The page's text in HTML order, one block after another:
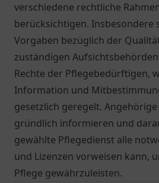
verschiedene rechtliche
berücksichtigen. Insbesondere
Vorgaben bezüglich der
zuständigen
Rechte der Pflegebedürftigen,
Information und
gesetzlich geregelt.
gründlich informieren und
gewählte Pflegedienst alle
und Lizenzen vorweisen kann,
Pflege gewährzuleisten.